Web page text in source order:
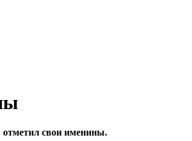
отметил свои именины.